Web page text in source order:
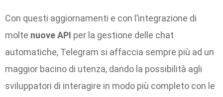
Con questi aggiornamenti e con l’integrazione di
molte nuove API per la gestione delle chat
automatiche, Telegram si affaccia sempre più ad un
maggior bacino di utenza, dando la possibilità agli
sviluppatori di interagire in modo più completo con le